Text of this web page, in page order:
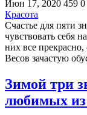
Июн 17, 2020 459 0
Красота
Счастье для пяти
чувствовать себя
них все прекрасно,
Весов зачастую
Зимой три
любимых